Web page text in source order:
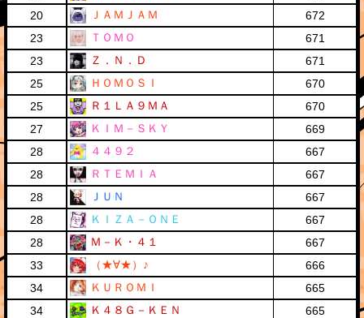
20
ＪＡＭＪＡＭ
672
23
ＴＯＭＯ
671
23
Ｚ．Ｎ．Ｄ
671
25
ＨＯＭＯＳＩ
670
25
Ｒ１ＬＡ９ＭＡ
670
27
ＫＩＭ－ＳＫＹ
669
28
４４９２
667
28
ＲＴＥＭＩＡ
667
28
ＪＵＮ
667
28
ＫＩＺＡ－ＯＮＥ
667
28
Ｍ－Ｋ・４１
667
33
（★∀★）♪
666
34
ＫＵＲＯＭＩ
665
34
Ｋ４８Ｇ－ＫＥＮ
665